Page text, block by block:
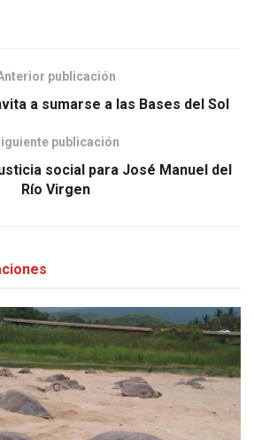
publicación
a sumarse a las Bases del Sol
publicación
social para José Manuel del
Río Virgen